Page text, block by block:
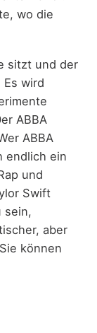
wo die
sitzt und der
wird
ABBA
ABBA
endlich ein
und
Swift
sein,
aber
können